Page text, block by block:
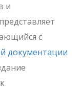
и
с
документации